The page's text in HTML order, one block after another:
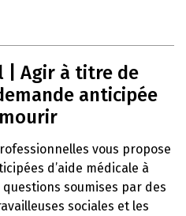
| Agir à titre de
anticipée
vous propose
d’aide médicale à
soumises par des
sociales et les